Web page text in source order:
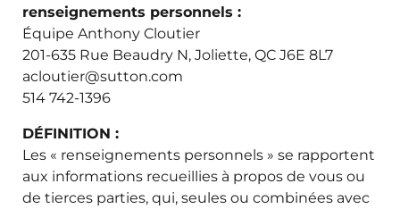
renseignements personnels :
Équipe Anthony Cloutier
201-635 Rue Beaudry N, Joliette, QC J6E 8L7
acloutier@sutton.com
514 742-1396
DÉFINITION :
Les « renseignements personnels » se rapportent
aux informations recueillies à propos de vous ou
de tierces parties, qui, seules ou combinées avec